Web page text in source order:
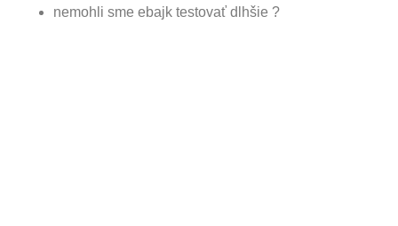
nemohli sme ebajk testovať dlhšie ?